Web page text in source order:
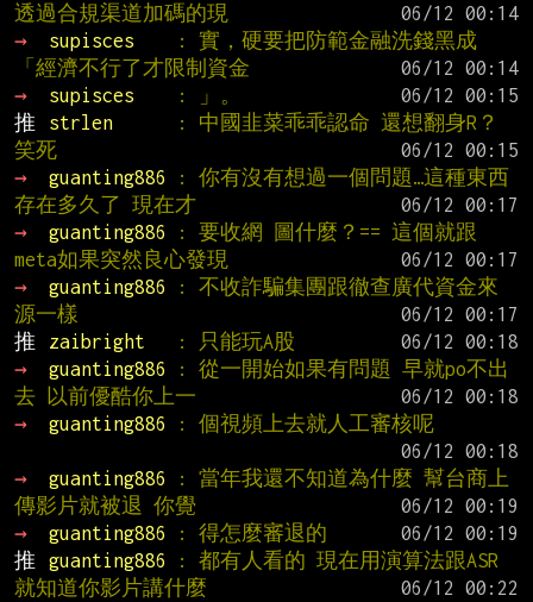
透過合規渠道加碼的現
→
supisces
: 實，硬要把防範金融洗錢黑成
「經濟不行了才限制資金
→
supisces : 」。
推
strlen
: 中國韭菜乖乖認命 還想翻身R？
笑死
→
guanting886
: 你有沒有想過一個問題…這種東西
存在多久了 現在才
→
guanting886
: 要收網 圖什麼？== 這個就跟
meta如果突然良心發現
→
guanting886
: 不收詐騙集團跟徹查廣代資金來
源一樣
推
zaibright : 只能玩A股
→
guanting886
: 從一開始如果有問題 早就po不出
去 以前優酷你上一
→
guanting886
: 個視頻上去就人工審核呢
→
guanting886
: 當年我還不知道為什麼 幫台商上
傳影片就被退 你覺
→
guanting886 : 得怎麼審退的
推
guanting886
: 都有人看的 現在用演算法跟ASR
就知道你影片講什麼